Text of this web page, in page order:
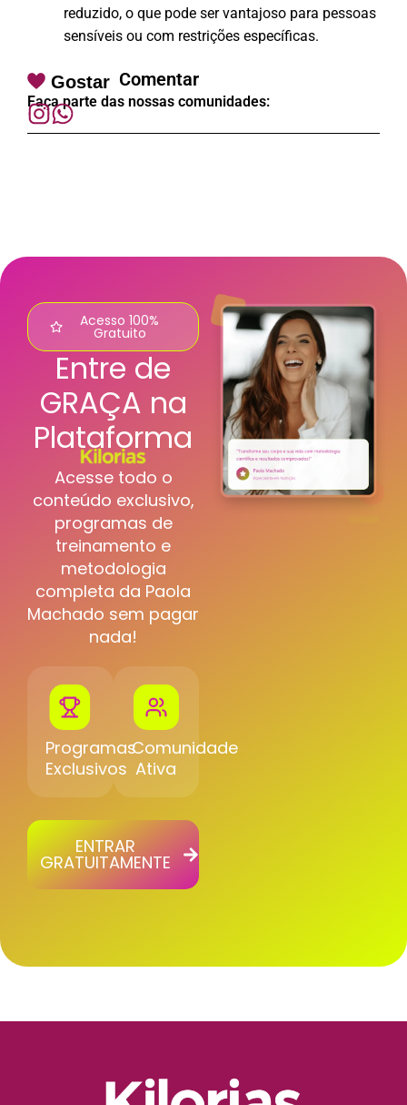
reduzido, o que pode ser vantajoso para pessoas
sensíveis ou com restrições específicas.
Gostar Comentar
Faça parte das nossas comunidades:
Acesso 100%
Gratuito
Entre de
GRAÇA na
Plataforma
Acesse todo o
conteúdo exclusivo,
programas de
treinamento e
metodologia
completa da Paola
Machado sem pagar
nada!
Programas
Exclusivos
Comunidade
Ativa
ENTRAR
GRATUITAMENTE